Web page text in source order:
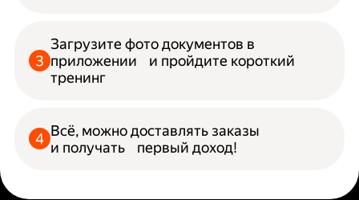
Загрузите фото документов в
приложении и пройдите короткий
тренинг
Всё, можно доставлять заказы
и получать первый доход!